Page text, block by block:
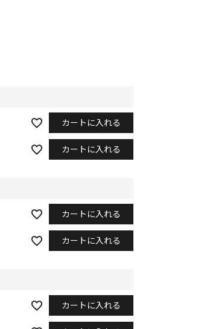
カートに入れる
カートに入れる
カートに入れる
カートに入れる
カートに入れる